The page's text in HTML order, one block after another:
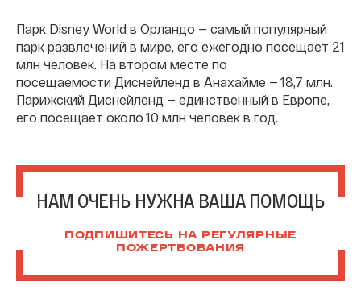
Парк Disney World в Орландо — самый популярный
парк развлечений в мире, его ежегодно посещает 21
млн человек. На втором месте по
посещаемости Диснейленд в Анахайме — 18,7 млн.
Парижский Диснейленд — единственный в Европе,
его посещает около 10 млн человек в год.
НАМ ОЧЕНЬ НУЖНА ВАША ПОМОЩЬ
ПОДПИШИТЕСЬ НА РЕГУЛЯРНЫЕ
ПОЖЕРТВОВАНИЯ